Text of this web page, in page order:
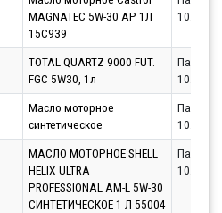
MAGNATEC 5W-30 AP 1Л
15C939
TOTAL QUARTZ 9000 FUT.
FGC 5W30, 1л
Партнёр
Масло моторное
синтетическое
Партнёр
МАСЛО МОТОРНОЕ SHELL
HELIX ULTRA
PROFESSIONAL AM-L 5W-30
СИНТЕТИЧЕСКОЕ 1 Л 55004
Партнёр